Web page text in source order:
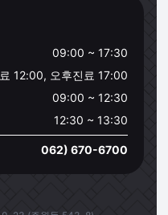
09:00 ~ 17:30
12:00, 오후진료 17:00
09:00 ~ 12:30
12:30 ~ 13:30
062) 670-6700